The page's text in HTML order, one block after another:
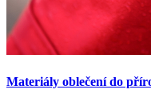
Materiály oblečení do